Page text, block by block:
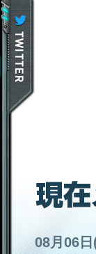
08月06